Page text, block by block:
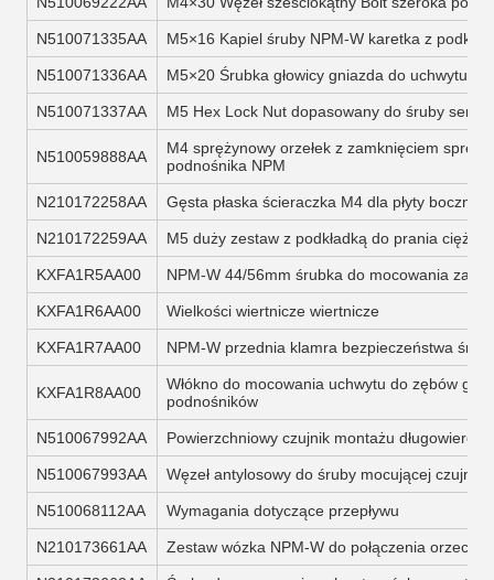
N510071335AA M5×16 Kapiel śruby NPM-W karetka z
N510071336AA M5×20 Śrubka głowicy gniazda do uchwytu
N510071337AA M5 Hex Lock Nut dopasowany do śruby serii
N510059888AA
M4 sprężynowy orzełek z zamknięciem
podnośnika NPM
N210172258AA Gęsta płaska ścieraczka M4 dla płyty bocznej
N210172259AA M5 duży zestaw z podkładką do prania
KXFA1R5AA00 NPM-W 44/56mm śrubka do mocowania
KXFA1R6AA00 Wielkości wiertnicze wiertnicze
KXFA1R7AA00 NPM-W przednia klamra bezpieczeństwa
KXFA1R8AA00
Włókno do mocowania uchwytu do zębów
podnośników
N510067992AA Powierzchniowy czujnik montażu
N510067993AA Węzeł antylosowy do śruby mocującej czujnik
N510068112AA Wymagania dotyczące przepływu
N210173661AA Zestaw wózka NPM-W do połączenia orzecha